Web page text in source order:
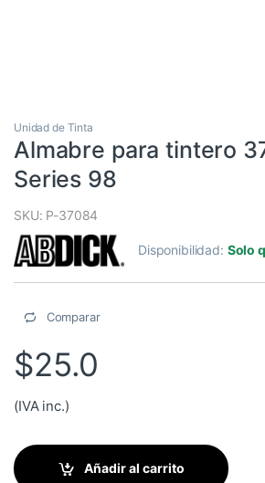
Unidad de Tinta
Almabre para tintero
Series 98
SKU: P-37084
Disponibilidad: Solo
Comparar
$25.0
(IVA inc.)
Añadir al carrito